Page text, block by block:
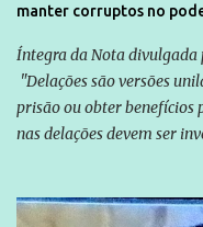
manter corruptos no
Íntegra da Nota divulgada
"Delações são versões
prisão ou obter benefícios
nas delações devem ser
Globo manteve com o